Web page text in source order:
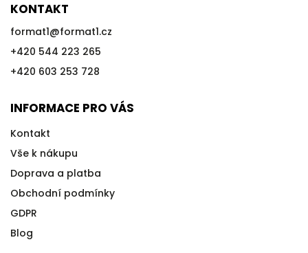
KONTAKT
format1@format1.cz
+420 544 223 265
+420 603 253 728
INFORMACE PRO VÁS
Kontakt
Vše k nákupu
Doprava a platba
Obchodní podmínky
GDPR
Blog